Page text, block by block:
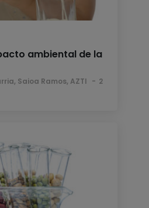
ambiental de la
Saioa Ramos, AZTI 2